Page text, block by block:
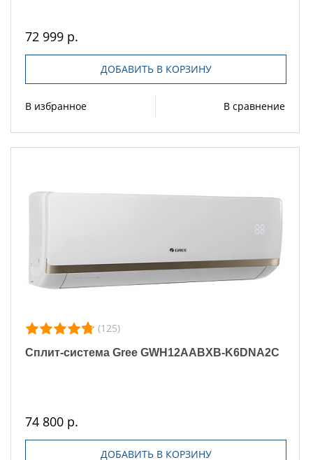
72 999 р.
ДОБАВИТЬ В КОРЗИНУ
В избранное В сравнение
(125)
Сплит-система Gree GWH12AABXB-K6DNA2C
74 800 р.
ДОБАВИТЬ В КОРЗИНУ